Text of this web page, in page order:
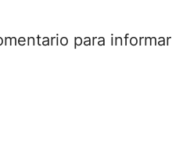
para informar